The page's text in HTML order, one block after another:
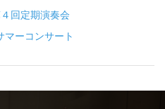
回定期演奏会
マーコンサート